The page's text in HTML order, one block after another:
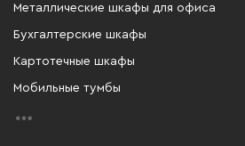
Металлические шкафы для офиса
Бухгалтерские шкафы
Картотечные шкафы
Мобильные тумбы